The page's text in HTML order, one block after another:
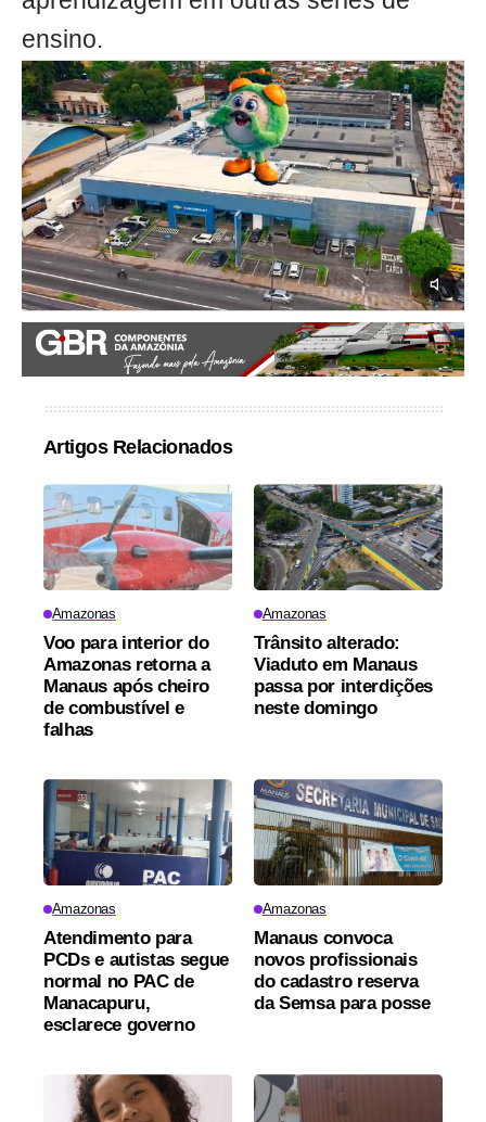
ensino.
Artigos Relacionados
Amazonas
Voo para interior do
Amazonas retorna a
Manaus após cheiro
de combustível e
falhas
Amazonas
Trânsito alterado:
Viaduto em Manaus
passa por interdições
neste domingo
Amazonas
Atendimento para
PCDs e autistas segue
normal no PAC de
Manacapuru,
esclarece governo
Amazonas
Manaus convoca
novos profissionais
do cadastro reserva
da Semsa para posse